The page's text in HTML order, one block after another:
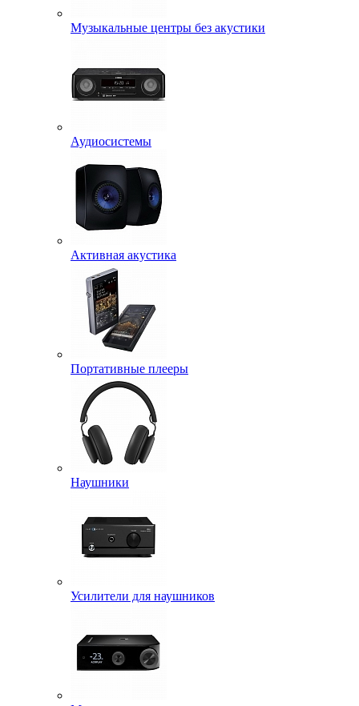
Музыкальные центры без акустики
Аудиосистемы
Активная акустика
Портативные плееры
Наушники
Усилители для наушников